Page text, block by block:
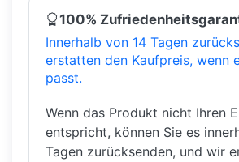
100%
Innerhalb von 14 Tagen
erstatten den Kaufpreis, wenn
passt.
Wenn das Produkt nicht Ihren
entspricht, können Sie es
Tagen zurücksenden, und wir